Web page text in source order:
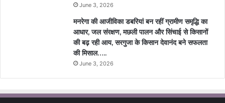
June 3, 2026
मनरेगा की आजीविका डबरियां बन रहीं ग्रामीण समृद्धि का
आधार, जल संरक्षण, मछली पालन और सिंचाई से किसानों
की बढ़ रही आय, सरगुजा के किसान देवानंद बने सफलता
की मिसाल…..
June 3, 2026